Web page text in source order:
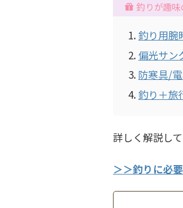
釣りが趣
釣り用腕
偏光サン
防寒具/
釣り＋旅
詳しく解説して
＞＞釣りに必